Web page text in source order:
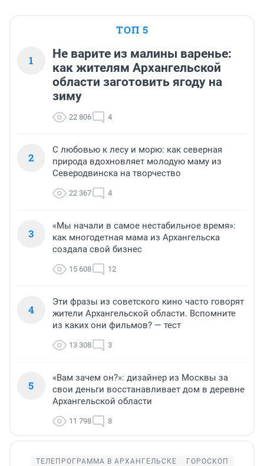
ТОП 5
1
Не варите из малины варенье:
как жителям Архангельской
области заготовить ягоду на
зиму
22 806 4
2
С любовью к лесу и морю: как северная
природа вдохновляет молодую маму из
Северодвинска на творчество
22 367 4
3
«Мы начали в самое нестабильное время»:
как многодетная мама из Архангельска
создала свой бизнес
15 608 12
4
Эти фразы из советского кино часто говорят
жители Архангельской области. Вспомните
из каких они фильмов? — тест
13 308 3
5
«Вам зачем он?»: дизайнер из Москвы за
свои деньги восстанавливает дом в деревне
Архангельской области
11 798 8
ТЕЛЕПРОГРАММА В АРХАНГЕЛЬСКЕ
ГОРОСКОП